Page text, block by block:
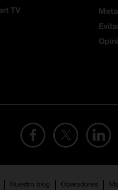
TV
Nuestro blog Operadores